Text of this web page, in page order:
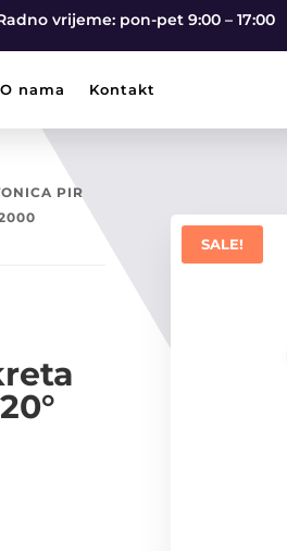
vrijeme: pon-pet 9:00 – 17:00
O nama Kontakt
PIR
SALE!